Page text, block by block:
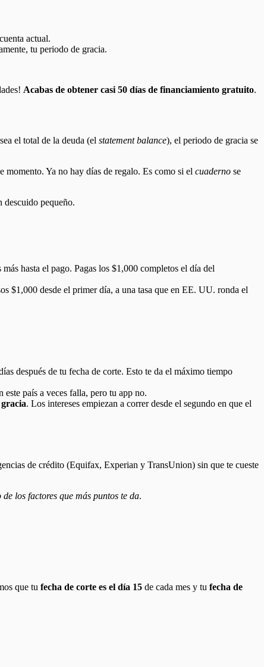
actual.
tu periodo de gracia.
Acabas de obtener casi 50 días de financiamiento gratuito.
el total de la deuda (el statement balance), el periodo de gracia se
momento. Ya no hay días de regalo. Es como si el cuaderno se
descuido pequeño.
hasta el pago. Pagas los $1,000 completos el día del
$1,000 desde el primer día, a una tasa que en EE. UU. ronda el
después de tu fecha de corte. Esto te da el máximo tiempo
país a veces falla, pero tu app no.
. Los intereses empiezan a correr desde el segundo en que el
de crédito (Equifax, Experian y TransUnion) sin que te cueste
de los factores que más puntos te da.
que tu fecha de corte es el día 15 de cada mes y tu fecha de